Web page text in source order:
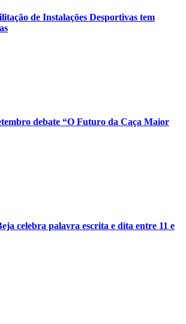
de Instalações Desportivas tem
debate “O Futuro da Caça Maior
celebra palavra escrita e dita entre 11 e